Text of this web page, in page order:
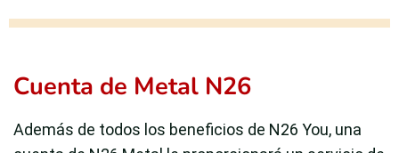
Cuenta de Metal N26
Además de todos los beneficios de N26 You, una